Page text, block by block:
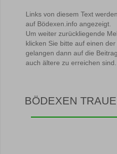
Links von diesem Text
auf Bödexen.info angezeigt.
Um weiter zurückliegende
klicken Sie bitte auf einen
gelangen dann auf die
auch ältere zu erreichen sind.
BÖDEXEN